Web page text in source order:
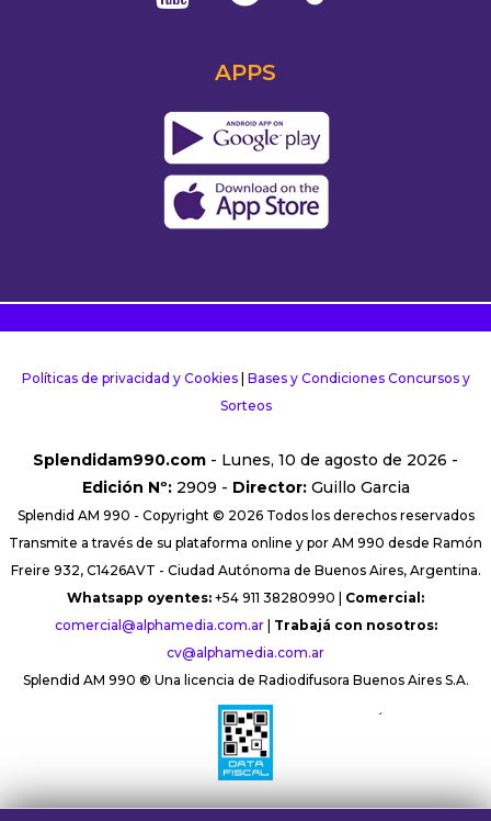
APPS
Políticas de privacidad y Cookies| Bases y Condiciones Concursos y
Sorteos
Splendidam990.com - Lunes, 10 de agosto de 2026 -
Edición Nº:2909 - Director:Guillo Garcia
Splendid AM 990 - Copyright © 2026 Todos los derechos reservados
Transmite a través de su plataforma online y por AM 990 desde Ramón
Freire 932, C1426AVT - Ciudad Autónoma de Buenos Aires, Argentina.
Whatsapp oyentes: +54 911 38280990 | Comercial:
comercial@alphamedia.com.ar| Trabajá con nosotros:
cv@alphamedia.com.ar
Splendid AM 990 ® Una licencia de Radiodifusora Buenos Aires S.A.
´